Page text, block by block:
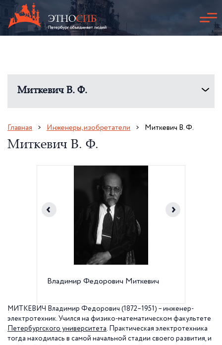
Миткевич В. Ф.
Главная Инженеры, изобретатели Миткевич В. Ф.
Миткевич В. Ф.
Владимир Федорович Миткевич
МИТКЕВИЧ Владимир Федорович (1872–1951) – инженер-
электротехник. Учился на физико-математическом факультете
Петербургского университета. Практическая электротехника
тогда находилась в самой начальной стадии своего развития, и